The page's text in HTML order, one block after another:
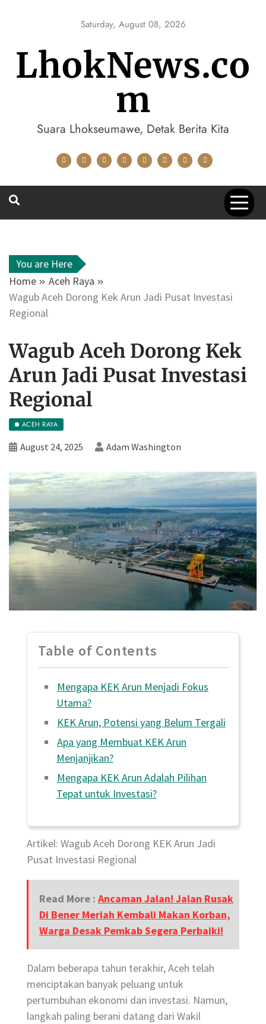
Saturday, August 08, 2026
LhokNews.co
m
Suara Lhokseumawe, Detak Berita Kita
You are Here
Home
Aceh Raya
Wagub Aceh Dorong Kek Arun Jadi Pusat Investasi
Regional
Wagub Aceh Dorong Kek
Arun Jadi Pusat Investasi
Regional
ACEH RAYA
August 24, 2025 Adam Washington
Table of Contents
Mengapa KEK Arun Menjadi Fokus
Utama?
KEK Arun, Potensi yang Belum Tergali
Apa yang Membuat KEK Arun
Menjanjikan?
Mengapa KEK Arun Adalah Pilihan
Tepat untuk Investasi?
Artikel: Wagub Aceh Dorong KEK Arun Jadi
Pusat Investasi Regional
Read More : Ancaman Jalan! Jalan Rusak
Di Bener Meriah Kembali Makan Korban,
Warga Desak Pemkab Segera Perbaiki!
Dalam beberapa tahun terakhir, Aceh telah
menciptakan banyak peluang untuk
pertumbuhan ekonomi dan investasi. Namun,
langkah paling berani datang dari Wakil